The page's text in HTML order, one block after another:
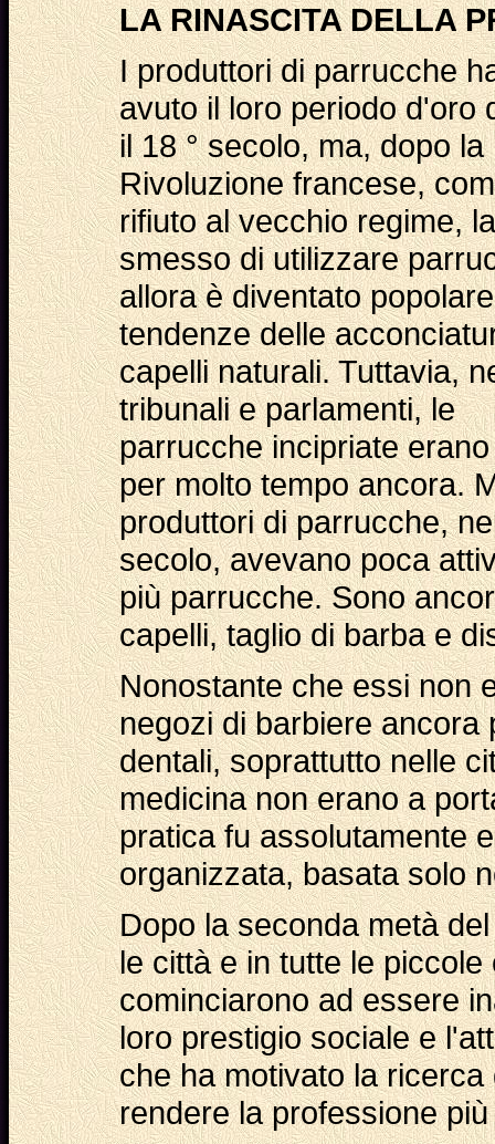
LA RINASCITA DELLA
I produttori di parrucche
avuto il loro periodo d'oro
il 18 ° secolo, ma, dopo la
Rivoluzione francese,
rifiuto al vecchio regime,
smesso di utilizzare
allora è diventato
tendenze delle
capelli naturali. Tuttavia,
tribunali e parlamenti, le
parrucche incipriate
per molto tempo ancora.
produttori di parrucche,
secolo, avevano poca
più parrucche. Sono
capelli, taglio di barba e
Nonostante che essi non
negozi di barbiere
dentali, soprattutto nelle
medicina non erano a
pratica fu assolutamente
organizzata, basata solo
Dopo la seconda metà
le città e in tutte le
cominciarono ad essere
loro prestigio sociale e
che ha motivato la
rendere la professione